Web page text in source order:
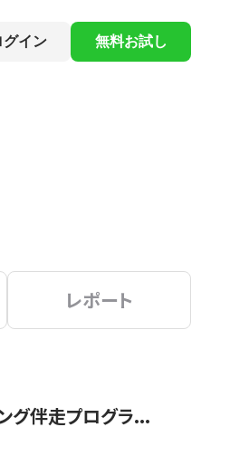
グイン 無料お試し
レポート
グ伴走プログラ...